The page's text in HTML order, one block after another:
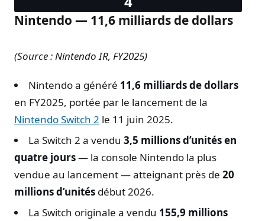
Nintendo — 11,6 milliards de dollars
(Source : Nintendo IR, FY2025)
Nintendo a généré 11,6 milliards de dollars
en FY2025, portée par le lancement de la
Nintendo Switch 2 le 11 juin 2025.
La Switch 2 a vendu 3,5 millions d’unités en
quatre jours— la console Nintendo la plus
vendue au lancement — atteignant près de 20
millions d’unités début 2026.
La Switch originale a vendu 155,9 millions